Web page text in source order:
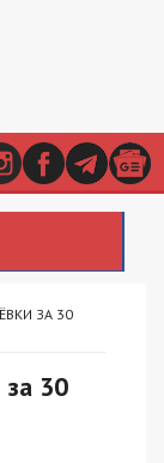
ЗА 30
30